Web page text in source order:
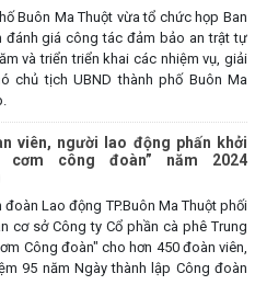
Buôn Ma Thuột vừa tổ chức họp Ban
đánh giá công tác đảm bảo an trật tự
và triển triển khai các nhiệm vụ, giải
chủ tịch UBND thành phố Buôn Ma
viên, người lao động phấn khởi
cơm công đoàn” năm 2024
đoàn Lao động TP.Buôn Ma Thuột phối
cơ sở Công ty Cổ phần cà phê Trung
Công đoàn" cho hơn 450 đoàn viên,
95 năm Ngày thành lập Công đoàn